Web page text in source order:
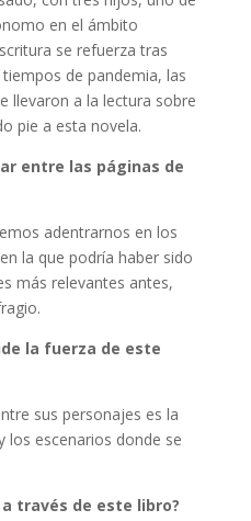
en el ámbito
se refuerza tras
de pandemia, las
llevaron a la lectura sobre
pie a esta novela.
entre las páginas de
adentrarnos en los
la que podría haber sido
más relevantes antes,
la fuerza de este
sus personajes es la
los escenarios donde se
través de este libro?